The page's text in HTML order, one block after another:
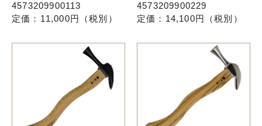
4573209900113
定価：11,000円（税別）
4573209900229
定価：14,100円（税別）